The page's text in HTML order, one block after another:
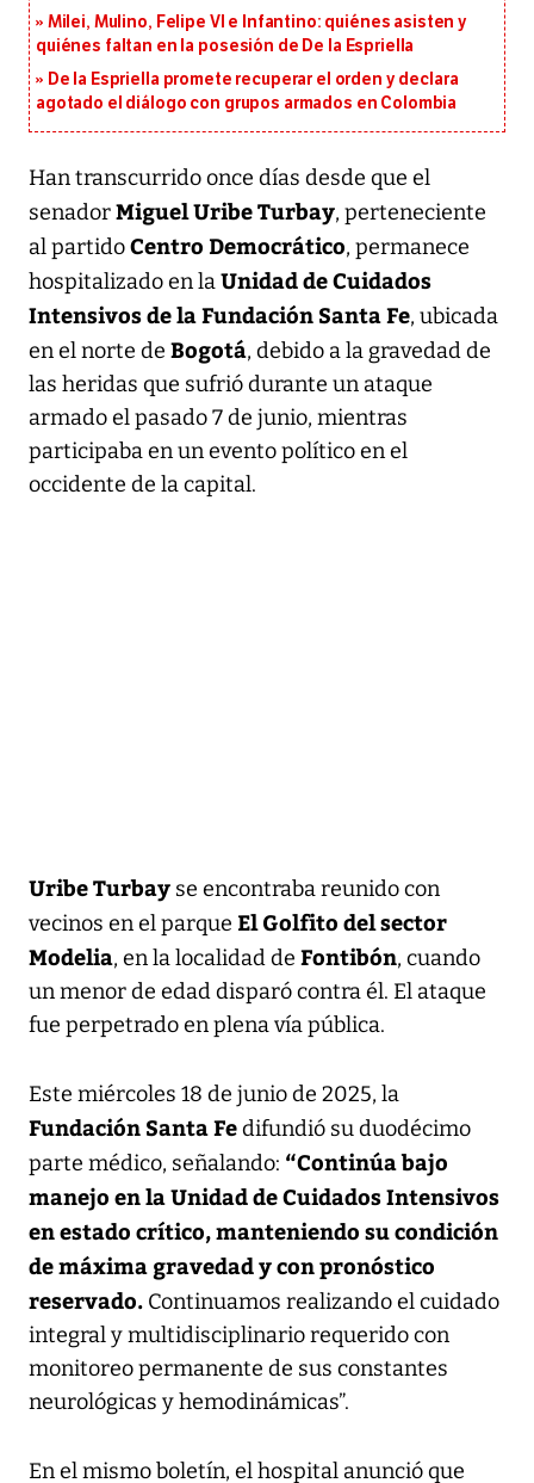
Milei, Mulino, Felipe VI e Infantino: quiénes asisten y
quiénes faltan en la posesión de De la Espriella
De la Espriella promete recuperar el orden y declara
agotado el diálogo con grupos armados en Colombia
Han transcurrido once días desde que el
senadorMiguel Uribe Turbay, perteneciente
al partidoCentro Democrático, permanece
hospitalizado en laUnidad de Cuidados
Intensivos de la Fundación Santa Fe, ubicada
en el norte de Bogotá, debido a la gravedad de
las heridas que sufrió durante un ataque
armado el pasado 7 de junio, mientras
participaba en un evento político en el
occidente de la capital.
Uribe Turbay se encontraba reunido con
vecinos en el parque El Golfito del sector
Modelia, en la localidad de Fontibón, cuando
un menor de edad disparó contra él. El ataque
fue perpetrado en plena vía pública.
Este miércoles 18 de junio de 2025, la
Fundación Santa Fedifundió su duodécimo
parte médico, señalando: “Continúa bajo
manejo en la Unidad de Cuidados Intensivos
en estado crítico, manteniendo su condición
de máxima gravedad y con pronóstico
reservado. Continuamos realizando el cuidado
integral y multidisciplinario requerido con
monitoreo permanente de sus constantes
neurológicas y hemodinámicas”.
En el mismo boletín, el hospital anunció que